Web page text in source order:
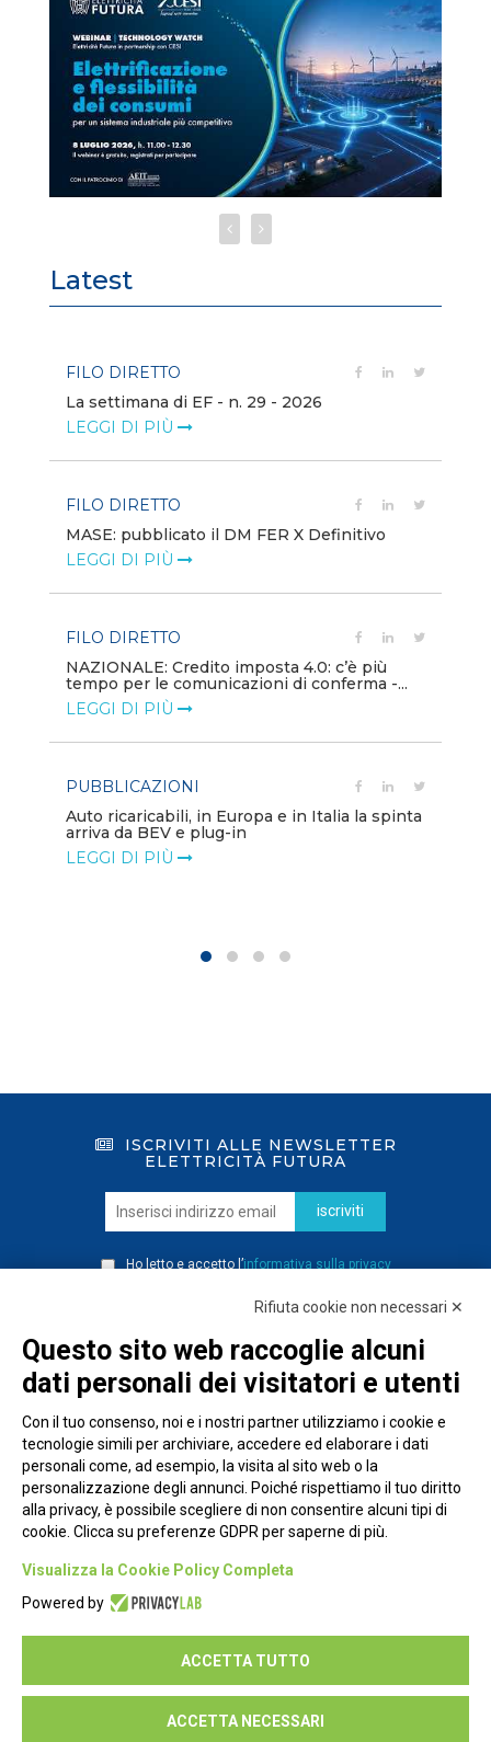
Latest
FILO DIRETTO
La settimana di EF - n. 29 - 2026
LEGGI DI PIÙ
FILO DIRETTO
MASE: pubblicato il DM FER X Definitivo
LEGGI DI PIÙ
FILO DIRETTO
NAZIONALE: Credito imposta 4.0: c’è più
tempo per le comunicazioni di conferma -...
LEGGI DI PIÙ
PUBBLICAZIONI
Auto ricaricabili, in Europa e in Italia la spinta
arriva da BEV e plug-in
LEGGI DI PIÙ
ISCRIVITI ALLE NEWSLETTER
ELETTRICITÀ FUTURA
iscriviti
Ho letto e accetto l’informativa sulla privacy
Piazza Alessandria, 24 - 00198 Roma
Privacy Policy
Seguici su:
Rifiuta cookie non necessari ✕
Questo sito web raccoglie alcuni
dati personali dei visitatori e utenti
Con il tuo consenso, noi e i nostri partner utilizziamo i cookie e
tecnologie simili per archiviare, accedere ed elaborare i dati
personali come, ad esempio, la visita al sito web o la
personalizzazione degli annunci. Poiché rispettiamo il tuo diritto
alla privacy, è possibile scegliere di non consentire alcuni tipi di
cookie. Clicca su preferenze GDPR per saperne di più.
Visualizza la Cookie Policy Completa
Powered by
ACCETTA TUTTO
ACCETTA NECESSARI